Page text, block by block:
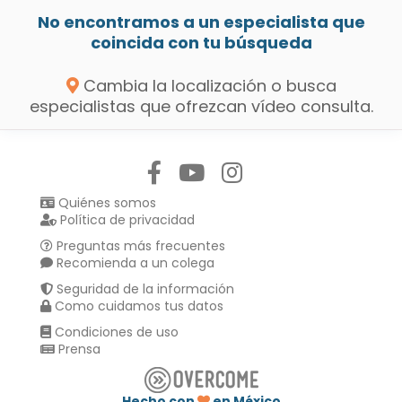
No encontramos a un especialista que
coincida con tu búsqueda
Cambia la localización o busca
especialistas que ofrezcan vídeo consulta.
Quiénes somos
Política de privacidad
Preguntas más frecuentes
Recomienda a un colega
Seguridad de la información
Como cuidamos tus datos
Condiciones de uso
Prensa